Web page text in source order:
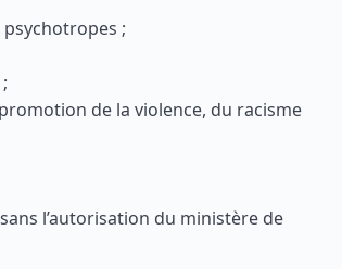
;
de la violence, du racisme
l’autorisation du ministère de